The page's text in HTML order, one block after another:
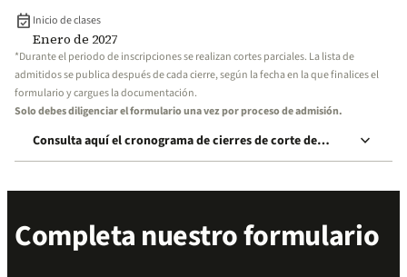
event_available Inicio de clases
Enero de 2027
*Durante el periodo de inscripciones se realizan cortes parciales. La lista de
admitidos se publica después de cada cierre, según la fecha en la que finalices el
formulario y cargues la documentación.
Solo debes diligenciar el formulario una vez por proceso de admisión.
Consulta aquí el cronograma de cierres de corte de
inscripción
keyboard_arrow_down
Completa nuestro formulario